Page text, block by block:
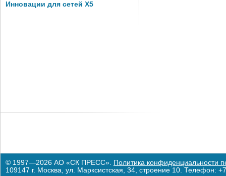
Инновации для сетей X5
© 1997—2026 АО «СК ПРЕСС». Политика конфиденциальности
109147 г. Москва, ул. Марксистская, 34, строение 10. Телефон: